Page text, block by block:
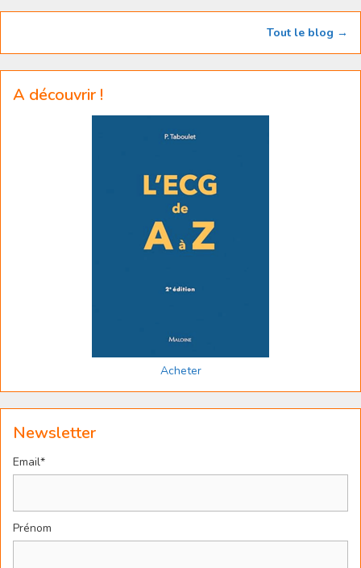
Tout le blog →
A découvrir !
Acheter
Newsletter
Email*
Prénom